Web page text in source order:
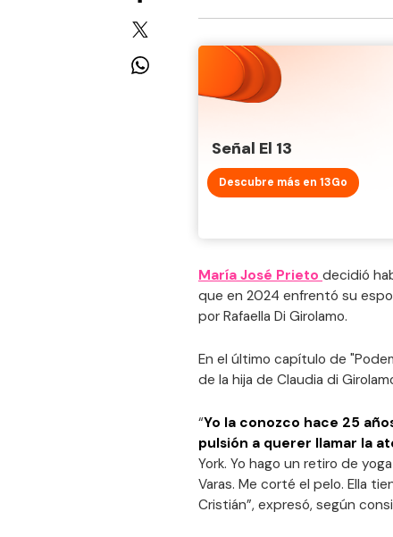
Señal El 13
Descubre más en 13Go
María José Prieto decidió
que en 2024 enfrentó su
por Rafaella Di Girolamo.
En el último capítulo de
de la hija de Claudia di
“Yo la conozco hace 25
pulsión a querer llamar la
York. Yo hago un retiro de
Varas. Me corté el pelo. Ella
Cristián”, expresó, según